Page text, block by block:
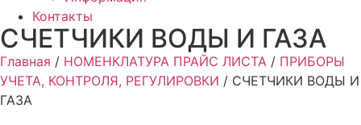
Контакты
СЧЕТЧИКИ ВОДЫ И ГАЗА
Главная / НОМЕНКЛАТУРА ПРАЙС ЛИСТА / ПРИБОРЫ
УЧЕТА, КОНТРОЛЯ, РЕГУЛИРОВКИ / СЧЕТЧИКИ ВОДЫ И
ГАЗА